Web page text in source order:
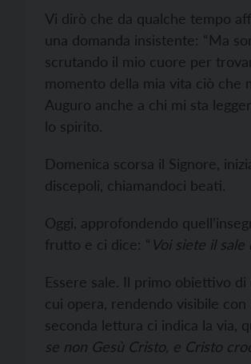
Vi dirò che da qualche tempo
una domanda insistente: “Ma
scrutando il mio cuore per
momento della mia vita ciò che
Auguro anche a chi mi sta
lo spirito.
Domenica scorsa il Signore,
discepoli, chiamandoci beati.
Oggi, approfondendo
frutto e ci dice: “ Voi siete il
Essere sale. Il primo obiettivo
cui opera, rendendo visibile
seconda lettura ci indica la via,
se non Gesù Cristo, e Cristo